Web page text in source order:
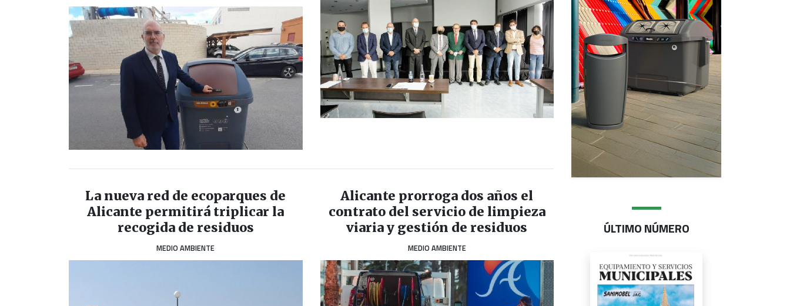
La nueva red de ecoparques de
Alicante permitirá triplicar la
recogida de residuos
MEDIO AMBIENTE
Alicante prorroga dos años el
contrato del servicio de limpieza
viaria y gestión de residuos
MEDIO AMBIENTE
ÚLTIMO NÚMERO